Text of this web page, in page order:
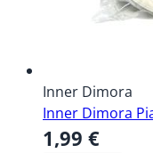
Inner Dimora
Inner Dimora
1,99 €